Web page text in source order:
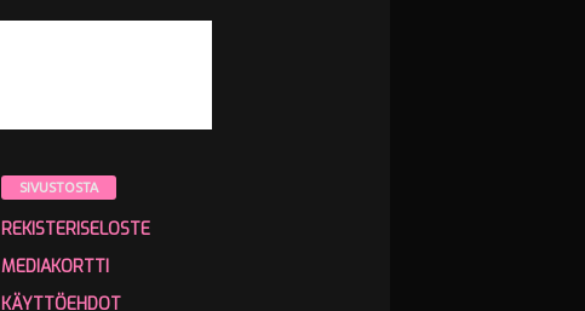
SIVUSTOSTA
REKISTERISELOSTE
MEDIAKORTTI
KÄYTTÖEHDOT